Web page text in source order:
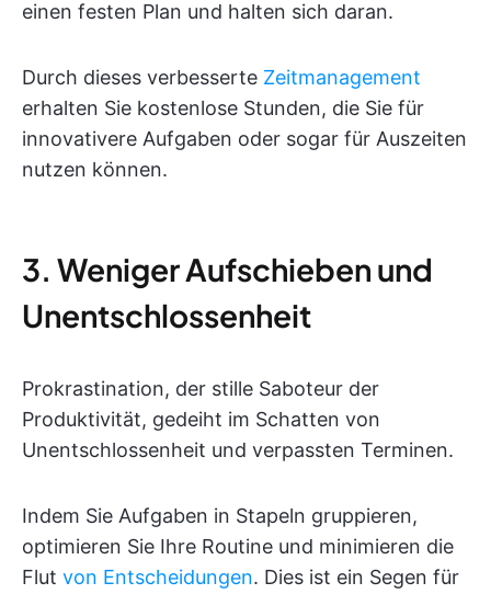
einen festen Plan und halten sich daran.
Durch dieses verbesserte Zeitmanagement
erhalten Sie kostenlose Stunden, die Sie für
innovativere Aufgaben oder sogar für Auszeiten
nutzen können.
3. Weniger Aufschieben und
Unentschlossenheit
Prokrastination, der stille Saboteur der
Produktivität, gedeiht im Schatten von
Unentschlossenheit und verpassten Terminen.
Indem Sie Aufgaben in Stapeln gruppieren,
optimieren Sie Ihre Routine und minimieren die
Flut von Entscheidungen. Dies ist ein Segen für